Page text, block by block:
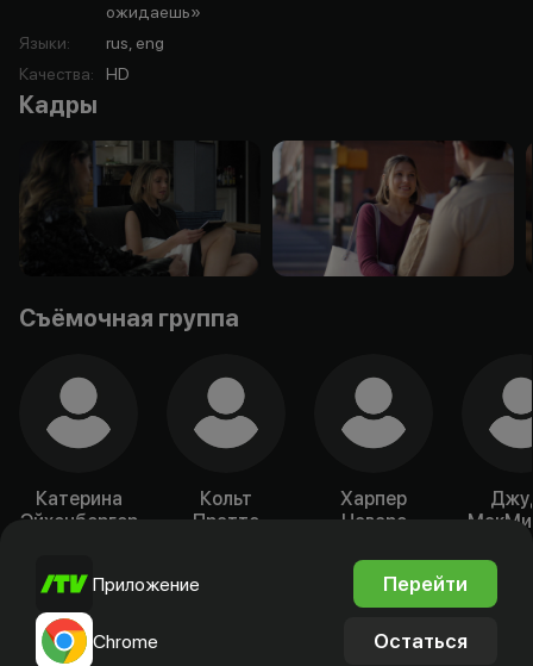
ожидаешь»
Языки:
rus, eng
Качества: HD
Кадры
Съёмочная группа
Катерина
Эйхенбергер
Кольт
Праттс
Харпер
Наваро
Приложение Перейти
Chrome Остаться